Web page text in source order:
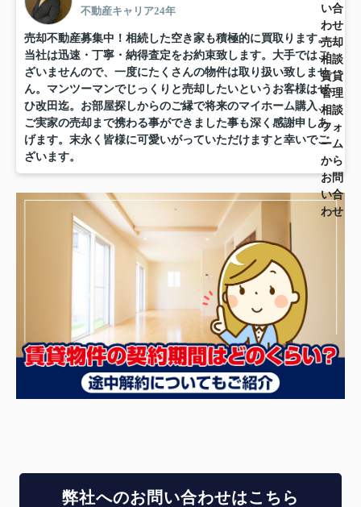
い合
わせ
売却
相談
賃貸
管理
相談
フォ
ーム
から
お問
い合
わせ
不動産キャリア24年
売却不動産募集中！相続した空き家も積極的に買取ります。
当社は迅速・丁寧・納得査定をお約束致します。大手ではご
ざいませんので、一度にたくさんの物件は取り扱い致しませ
ん。マンツーマンでじっくりと売却したいというお客様はぜ
ひ改田迄。お部屋探しからのご縁で将来のマイホーム購入、
ご実家の売却まで携わる事ができました事も深く感謝申しあ
げます。末永く皆様に可愛いがっていただけますと幸いでご
ざいます。
弊社へのお問い合わせはこちら